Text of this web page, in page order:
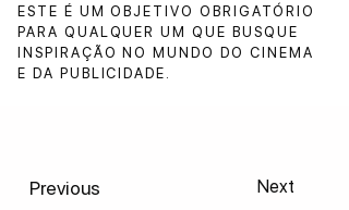
ESTE É UM OBJETIVO OBRIGATÓRIO
PARA QUALQUER UM QUE BUSQUE
INSPIRAÇÃO NO MUNDO DO CINEMA
E DA PUBLICIDADE.
Previous Next